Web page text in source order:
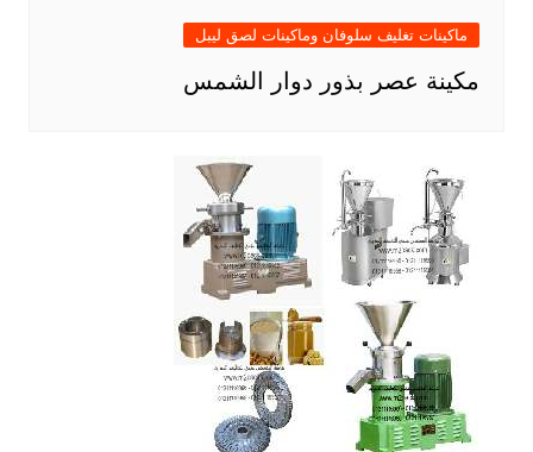
ماكينات تغليف سلوفان وماكينات لصق ليبل
مكينة عصر بذور دوار الشمس